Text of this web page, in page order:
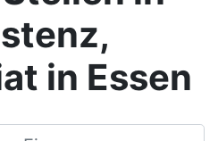
in Essen